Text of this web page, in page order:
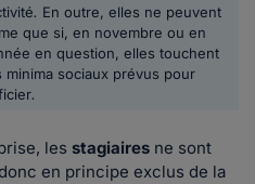
. En outre, elles ne peuvent
que si, en novembre ou en
en question, elles touchent
minima sociaux prévus pour
.
les stagiaires ne sont
en principe exclus de la